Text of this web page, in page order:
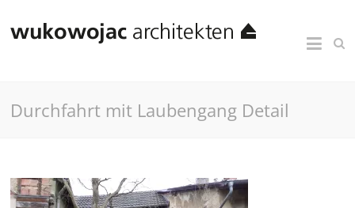
Durchfahrt mit Laubengang Detail